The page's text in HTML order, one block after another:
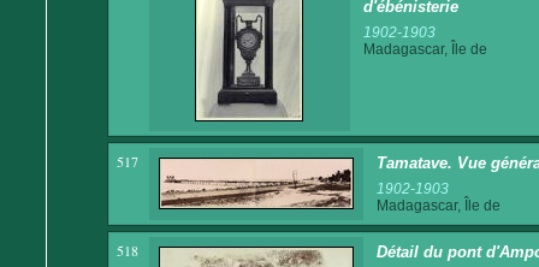
d'ébénisterie
1902-1903
Madagascar, Île de
517 Tamatave. Vue
1902-1903
Madagascar, Île de
518 Détail du pont